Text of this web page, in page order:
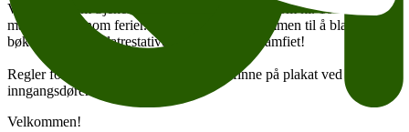
Vårt barnerom Sjeherasad er åpent for alle mellom kl. 10–14 på
mandager utenom ferier. Vi ønsker alle velkommen til å bla i
bøkene, klatre i klatrestativet og hoppe i puteamfiet!
Regler for bruk av barnerommet vil du finne på plakat ved
inngangsdøren.
Velkommen!